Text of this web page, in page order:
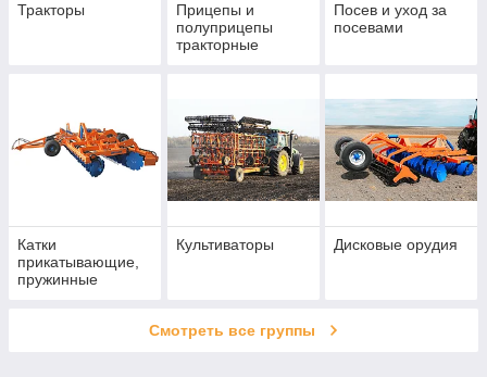
Тракторы
Прицепы и
полуприцепы
тракторные
Посев и уход за
посевами
Катки
прикатывающие,
пружинные
Культиваторы Дисковые орудия
Смотреть все группы